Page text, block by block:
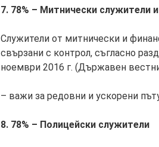
7. 78% – Митнически служители
Служители от митнически и
свързани с контрол, съгласно
ноември 2016 г. (Държавен
– важи за редовни и ускорени
8. 78% – Полицейски служители